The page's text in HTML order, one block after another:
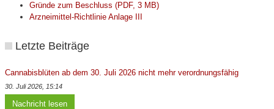
Gründe zum Beschluss (PDF, 3 MB)
Arzneimittel-Richtlinie Anlage III
Letzte Beiträge
Cannabisblüten ab dem 30. Juli 2026 nicht mehr verordnungsfähig
30. Juli 2026, 15:14
Nachricht lesen